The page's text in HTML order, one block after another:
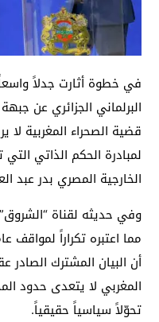
في خطوة أثارت جدلاً واسعاً،
البرلماني الجزائري عن
قضية الصحراء المغربية
لمبادرة الحكم الذاتي التي
الخارجية المصري بدر عبد
وفي حديثه لقناة “الشروق”
مما اعتبره تكراراً
أن البيان المشترك الصادر
المغربي لا يتعدى حدود
تحوّلاً سياسياً حقيقياً.